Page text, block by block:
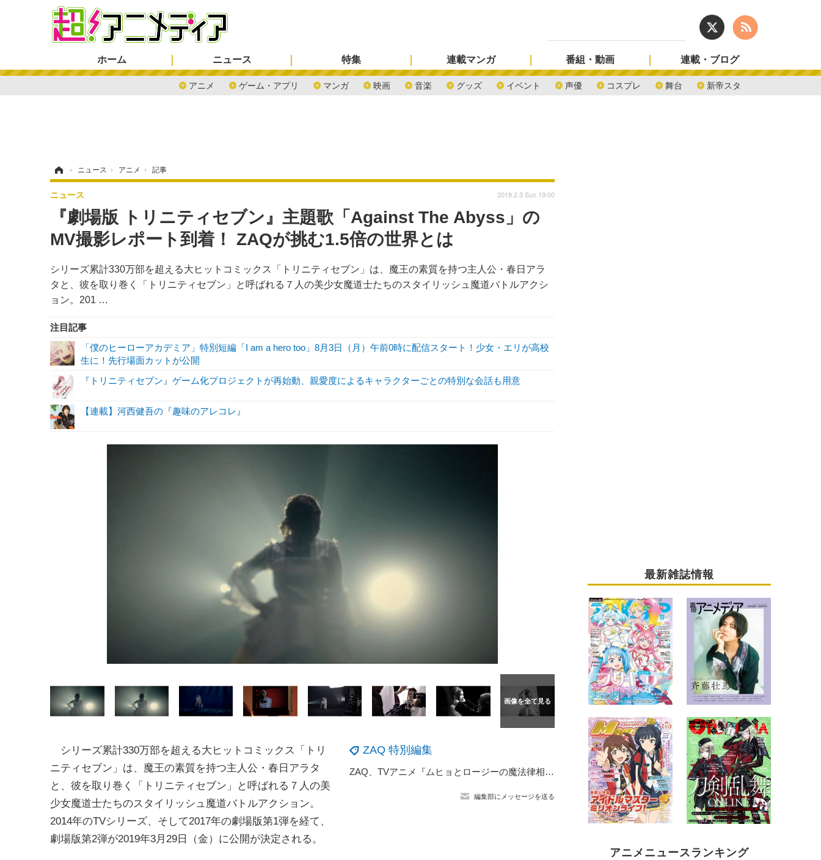
ホーム ニュース
アニメ ゲーム・アプリ マンガ 映画 音楽 グッズ イベント 声優 コスプレ 舞台 新帝スタ
特集 連載マンガ 番組・動画 連載・ブログ
› ニュース › アニメ › 記事
『劇場版 トリニティセブン』主題歌「Against The Abyss」の
MV撮影レポート到着！ ZAQが挑む1.5倍の世界とは
シリーズ累計330万部を超える大ヒットコミックス「トリニティセブン」は、魔王の素質を持つ主人公・春日アラ
タと、彼を取り巻く「トリニティセブン」と呼ばれる７人の美少女魔道士たちのスタイリッシュ魔道バトルアクシ
ョン。201 …
ニュース 2019.2.3 Sun 19:00
注目記事
「僕のヒーローアカデミア」特別短編「I am a hero too」8月3日（月）午前0時に配信スタート！少女・エリが高校
生に！先行場面カットが公開
『トリニティセブン』ゲーム化プロジェクトが再始動、親愛度によるキャラクターごとの特別な会話も用意
【連載】河西健吾の『趣味のアレコレ』
ZAQ 特別編集
ZAQ、TVアニメ『ムヒョとロージーの魔法律相談事務所』第2期オープニング主題歌をリリース「作品こそが『イノチノアカシ』かなと思います」【インタビュー】
編集部にメッセージを送る
シリーズ累計330万部を超える大ヒットコミックス「トリ
ニティセブン」は、魔王の素質を持つ主人公・春日アラタ
と、彼を取り巻く「トリニティセブン」と呼ばれる７人の美
少女魔道士たちのスタイリッシュ魔道バトルアクション。
2014年のTVシリーズ、そして2017年の劇場版第1弾を経て、
劇場版第2弾が2019年3月29日（金）に公開が決定される。
最新雑誌情報
アニメニュースランキング